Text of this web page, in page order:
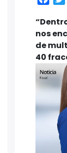
nos
de
40